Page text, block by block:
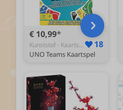
€ 10,99
Kunststof - Kaartspel 18
UNO Teams Kaartspel